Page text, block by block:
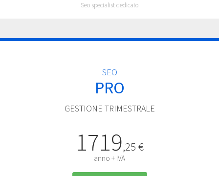
Seo specialist dedicato
SEO
PRO
GESTIONE TRIMESTRALE
1719,25 €
anno + IVA